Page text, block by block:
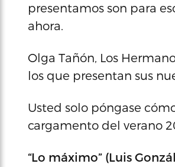
presentamos son para
ahora.
Olga Tañón, Los
los que presentan sus
Usted solo póngase
cargamento del verano
“Lo máximo” (Luis